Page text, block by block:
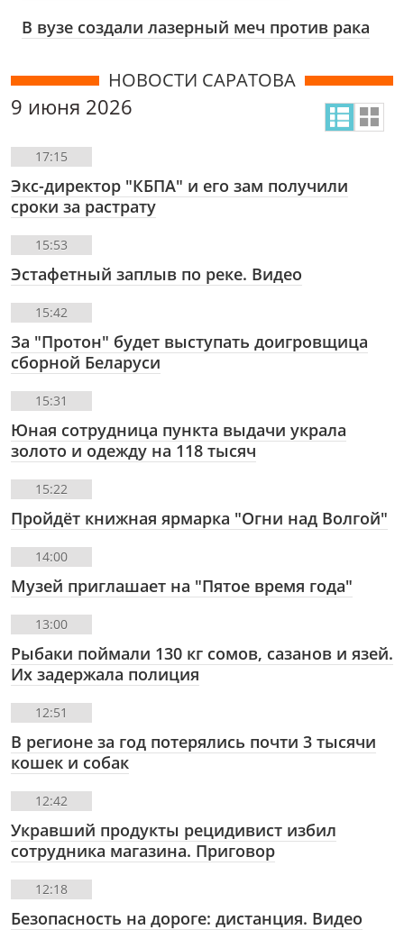
В вузе создали лазерный меч против рака
НОВОСТИ САРАТОВА
9 июня 2026
17:15
Экс-директор "КБПА" и его зам получили
сроки за растрату
15:53
Эстафетный заплыв по реке. Видео
15:42
За "Протон" будет выступать доигровщица
сборной Беларуси
15:31
Юная сотрудница пункта выдачи украла
золото и одежду на 118 тысяч
15:22
Пройдёт книжная ярмарка "Огни над Волгой"
14:00
Музей приглашает на "Пятое время года"
13:00
Рыбаки поймали 130 кг сомов, сазанов и язей.
Их задержала полиция
12:51
В регионе за год потерялись почти 3 тысячи
кошек и собак
12:42
Укравший продукты рецидивист избил
сотрудника магазина. Приговор
12:18
Безопасность на дороге: дистанция. Видео